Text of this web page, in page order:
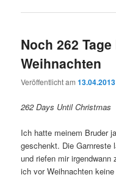
Noch 262
Weihnachten
Veröffentlicht am13.04.2013
262 Days Until Christmas
Ich hatte meinem Bruder
geschenkt. Die Garnreste
und riefen mir
ich vor Weihnachten